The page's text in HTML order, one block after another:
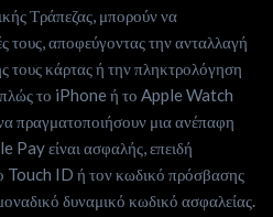
Τράπεζας, μπορούν να
τους, αποφεύγοντας την ανταλλαγή
τους κάρτας ή την πληκτρολόγηση
το iPhone ή το Apple Watch
πραγματοποιήσουν μια ανέπαφη
είναι ασφαλής, επειδή
Touch ID ή τον κωδικό πρόσβασης
δυναμικό κωδικό ασφαλείας.